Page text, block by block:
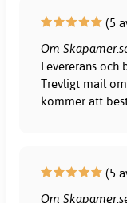
(5
Om
Levererans och
Trevligt mail
kommer att
(5
Om